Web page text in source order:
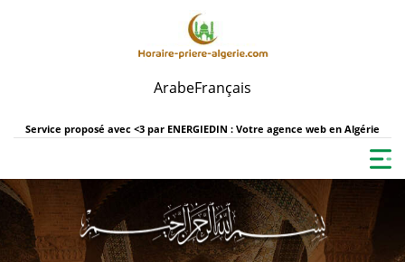
ArabeFrançais
Service proposé avec <3 par ENERGIEDIN : Votre agence web en Algérie